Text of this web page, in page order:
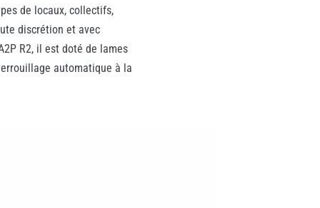
de locaux, collectifs,
discrétion et avec
R2, il est doté de lames
automatique à la